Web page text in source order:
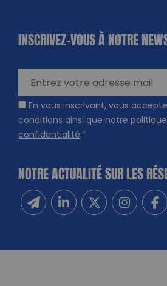
INSCRIVEZ-VOUS À NOTRE
En vous inscrivant, vous
conditions ainsi que notre
confidentialité.*
NOTRE ACTUALITÉ SUR LES